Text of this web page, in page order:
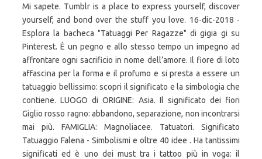
Mi sapete. Tumblr is a place to express yourself, discover
yourself, and bond over the stuff you love. 16-dic-2018 -
Esplora la bacheca "Tatuaggi Per Ragazze" di gigia gi su
Pinterest. È un pegno e allo stesso tempo un impegno ad
affrontare ogni sacrificio in nome dell’amore. Il fiore di loto
affascina per la forma e il profumo e si presta a essere un
tatuaggio bellissimo: scopri il significato e la simbologia che
contiene. LUOGO di ORIGINE: Asia. Il significato dei fiori
Giglio rosso ragno: abbandono, separazione, non incontrarsi
mai più. FAMIGLIA: Magnoliacee. Tatuatori. Significato
Tatuaggio Falena - Simbolismi e oltre 40 idee . Ha tantissimi
significati ed è uno dei must tra i tattoo più in voga: il